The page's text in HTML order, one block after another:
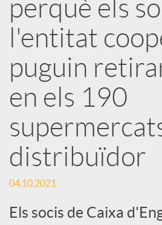
e
s
S
o
c
i
perquè els
l'entitat
puguin
en els 190
distribuïdor
04.10.2021
Els socis de Caixa